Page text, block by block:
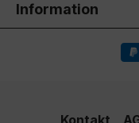
Information
Kontakt